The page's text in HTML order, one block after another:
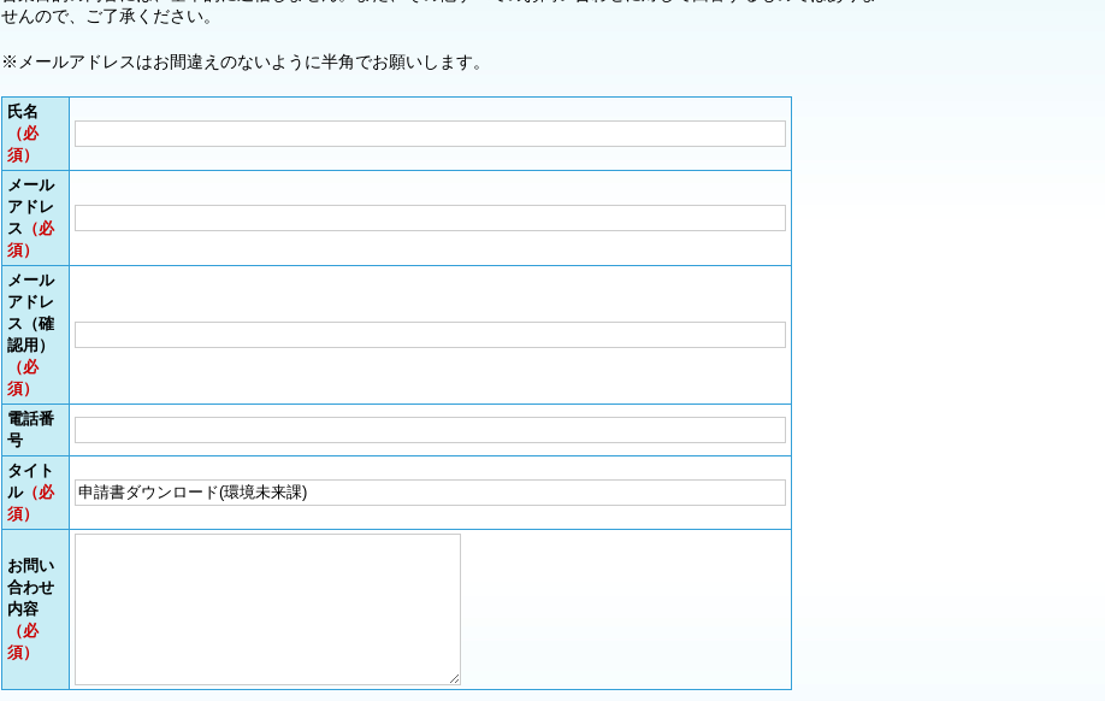
せんので、ご了承ください。
※メールアドレスはお間違えのないように半角でお願いします。
氏名
（必
須）
メール
アドレ
ス （必
須）
メール
アドレ
ス（確
認用）
（必
須）
電話番
号
タイト
ル（必
須）
お問い
合わせ
内容
（必
須）